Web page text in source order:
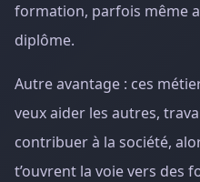
formation, parfois même
diplôme.
Autre avantage : ces
veux aider les autres,
contribuer à la société,
t’ouvrent la voie vers des